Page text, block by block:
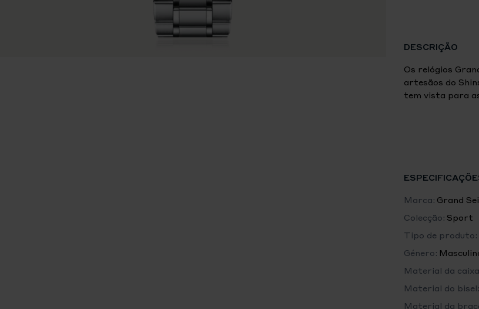
DESCRIÇÃO
Os relógios
artesãos do
tem vista para
a partir de
O relógio Sport
um mostrador
apresenta uma
Hotaka. O
função GMT. A
vidro de safira
horas. Em
Especificações
Exterior
Marca: Grand
Colecção: Sport
Tipo de produto:
Género:
Material da
Material do bisel:
Material da